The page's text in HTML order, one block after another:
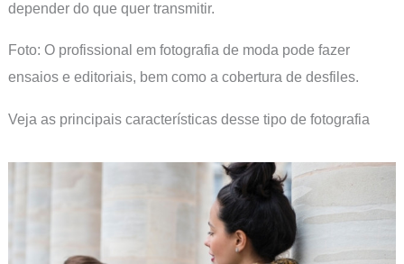
depender do que quer transmitir.
Foto: O profissional em fotografia de moda pode fazer
ensaios e editoriais, bem como a cobertura de desfiles.
Veja as principais características desse tipo de fotografia